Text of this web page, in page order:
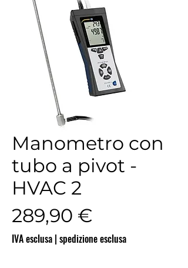
Manometro con
tubo a pivot -
HVAC 2
289,90 €
IVA esclusa | spedizione esclusa